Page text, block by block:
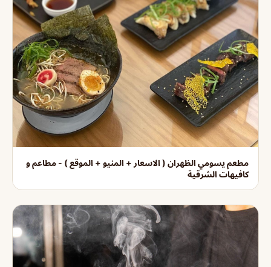
مطعم يسومي الظهران ( الاسعار + المنيو + الموقع ) - مطاعم و
كافيهات الشرقية